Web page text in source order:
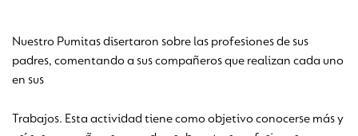
Nuestro Pumitas disertaron sobre las profesiones de sus
padres, comentando a sus compañeros que realizan cada uno
en sus
Trabajos. Esta actividad tiene como objetivo conocerse más y